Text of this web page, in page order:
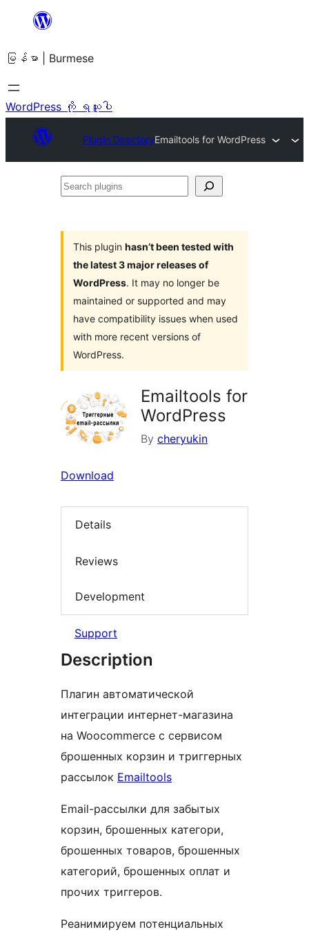
အကြောင်းအရာ
ကျော်သွား
ရန်
မြန်မာ | Burmese
WordPress ကို ရယူပါ
Plugin DirectoryEmailtools for WordPress
Search
This plugin hasn’t been tested with
the latest 3 major releases of
WordPress. It may no longer be
maintained or supported and may
have compatibility issues when used
with more recent versions of
WordPress.
Emailtools for
WordPress
By cheryukin
Download
Details
Reviews
Development
Support
Description
Плагин автоматической
интеграции интернет-магазина
на Woocommerce с сервисом
брошенных корзин и триггерных
рассылок Emailtools
Email-рассылки для забытых
корзин, брошенных категори,
брошенных товаров, брошенных
категорий, брошенных оплат и
прочих триггеров.
Реанимируем потенциальных